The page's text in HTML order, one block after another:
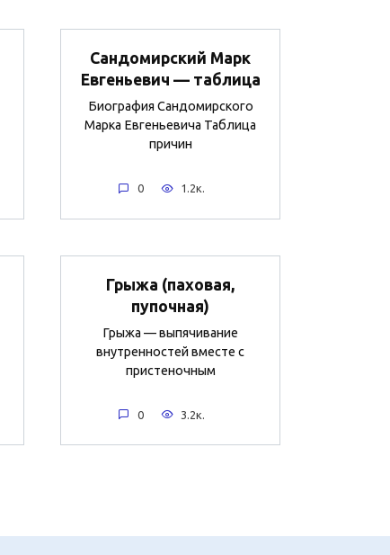
Сандомирский Марк
Евгеньевич — таблица
Биография Сандомирского
Марка Евгеньевича Таблица
причин
0 1.2к.
Грыжа (паховая,
пупочная)
Грыжа — выпячивание
внутренностей вместе с
пристеночным
0 3.2к.